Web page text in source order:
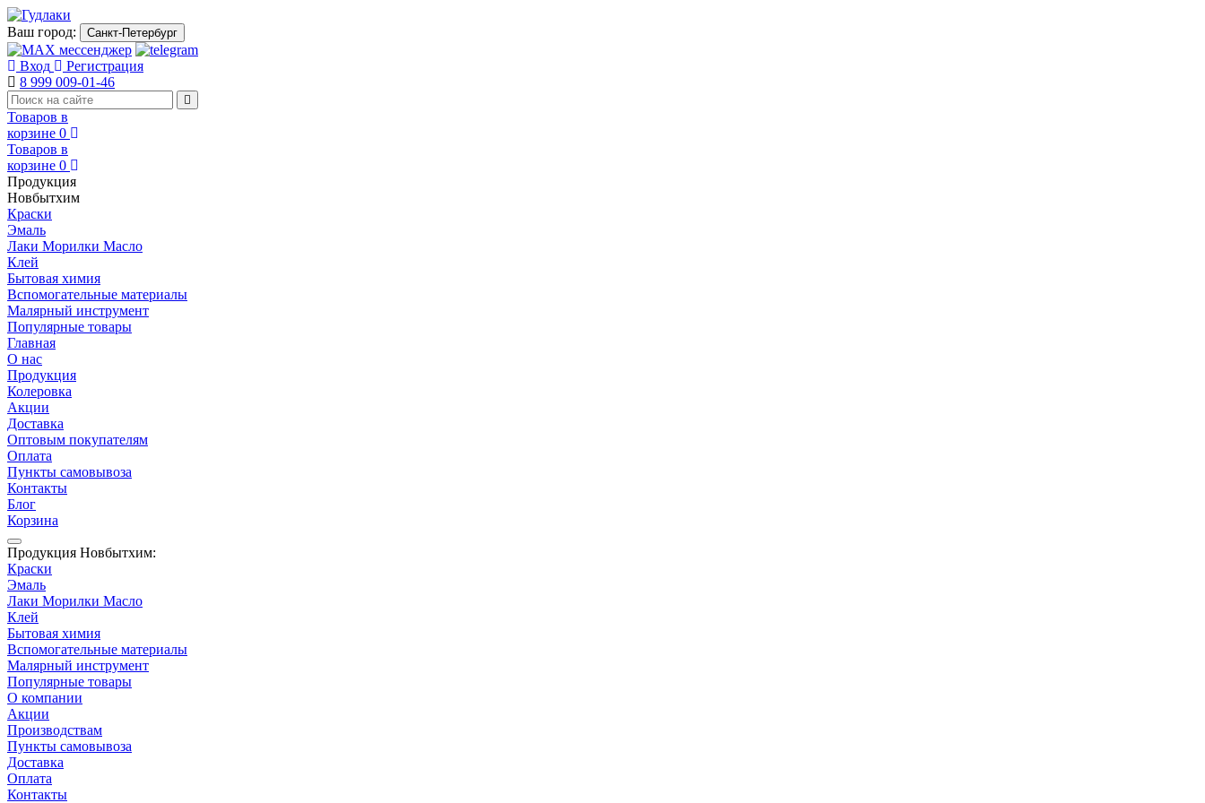
Ваш город: Санкт-Петербург
Вход
Регистрация
8 999 009-01-46
Товаров в
корзине 0
Товаров в
корзине 0
Продукция
Новбытхим
Краски
Эмаль
Лаки Морилки Масло
Клей
Бытовая химия
Вспомогательные материалы
Малярный инструмент
Популярные товары
Главная
О нас
Продукция
Колеровка
Акции
Доставка
Оптовым покупателям
Оплата
Пункты самовывоза
Контакты
Блог
Корзина
Продукция Новбытхим:
Краски
Эмаль
Лаки Морилки Масло
Клей
Бытовая химия
Вспомогательные материалы
Малярный инструмент
Популярные товары
О компании
Акции
Производствам
Пункты самовывоза
Доставка
Оплата
Контакты